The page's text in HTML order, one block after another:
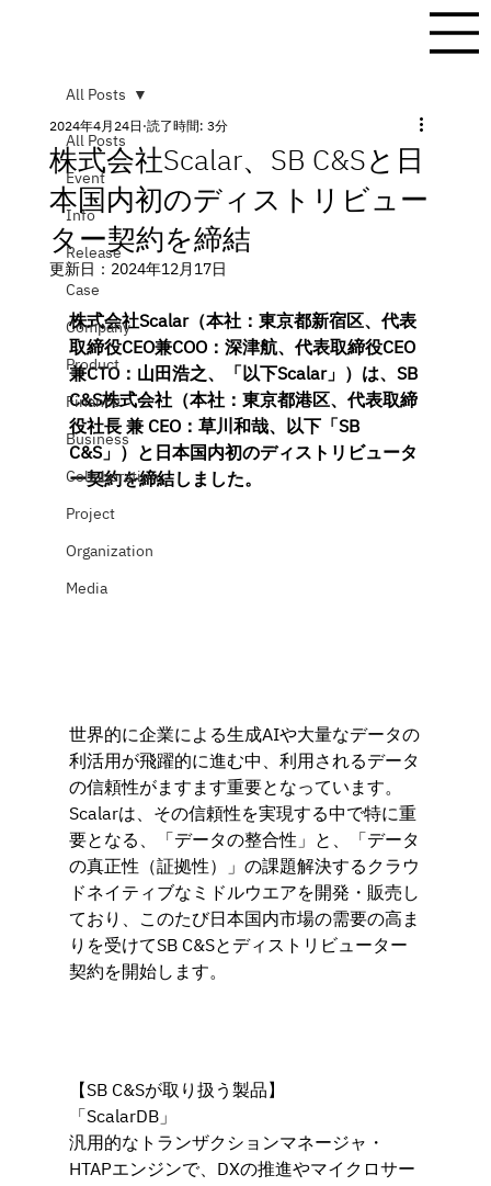
All Posts
Event
Info
Release
Case
Company
Product
Finance
Business
Collaboration
Project
Organization
Media
All Posts
株式会社Scalar、SB C&Sと日
本国内初のディストリビュー
ター契約を締結
2024年4月24日 読了時間: 3分
更新日： 2024年12月17日
株式会社Scalar（本社：東京都新宿区、代表
取締役CEO兼COO：深津航、代表取締役CEO
兼CTO：山田浩之、「以下Scalar」）は、SB
C&S株式会社（本社：東京都港区、代表取締
役社長 兼 CEO：草川和哉、以下「SB
C&S」）と日本国内初のディストリビュータ
ー契約を締結しました。
世界的に企業による生成AIや大量なデータの
利活用が飛躍的に進む中、利用されるデータ
の信頼性がますます重要となっています。
Scalarは、その信頼性を実現する中で特に重
要となる、「データの整合性」と、「データ
の真正性（証拠性）」の課題解決するクラウ
ドネイティブなミドルウエアを開発・販売し
ており、このたび日本国内市場の需要の高ま
りを受けてSB C&Sとディストリビューター
契約を開始します。
【SB C&Sが取り扱う製品】
「ScalarDB」
汎用的なトランザクションマネージャ・
HTAPエンジンで、DXの推進やマイクロサー